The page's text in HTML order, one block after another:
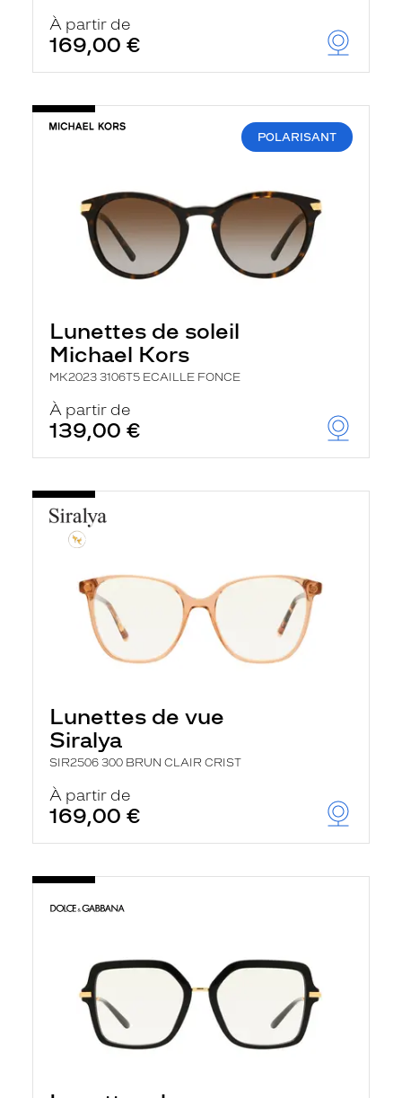
À partir de
169,00 €
POLARISANT
Lunettes de soleil
Michael Kors
MK2023 3106T5 ECAILLE FONCE
À partir de
139,00 €
Lunettes de vue
Siralya
SIR2506 300 BRUN CLAIR CRIST
À partir de
169,00 €